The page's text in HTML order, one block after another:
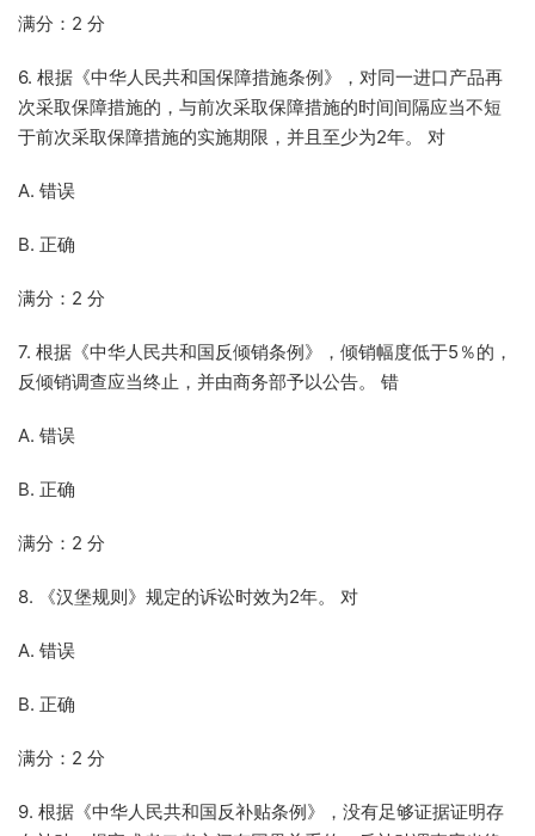
满分：2 分
6. 根据《中华人民共和国保障措施条例》，对同一进口产品再
次采取保障措施的，与前次采取保障措施的时间间隔应当不短
于前次采取保障措施的实施期限，并且至少为2年。 对
A. 错误
B. 正确
满分：2 分
7. 根据《中华人民共和国反倾销条例》，倾销幅度低于5％的，
反倾销调查应当终止，并由商务部予以公告。 错
A. 错误
B. 正确
满分：2 分
8. 《汉堡规则》规定的诉讼时效为2年。 对
A. 错误
B. 正确
满分：2 分
9. 根据《中华人民共和国反补贴条例》，没有足够证据证明存